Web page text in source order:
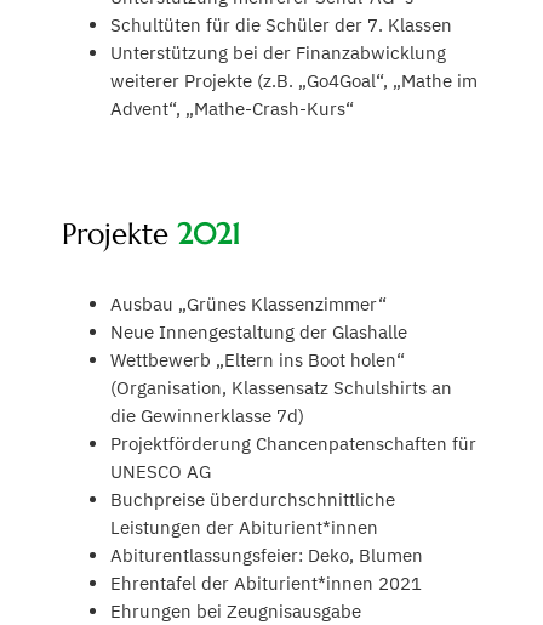
Schultüten für die Schüler der 7. Klassen
Unterstützung bei der Finanzabwicklung
weiterer Projekte (z.B. „Go4Goal“, „Mathe im
Advent“, „Mathe-Crash-Kurs“
Projekte 2021
Ausbau „Grünes Klassenzimmer“
Neue Innengestaltung der Glashalle
Wettbewerb „Eltern ins Boot holen“
(Organisation, Klassensatz Schulshirts an
die Gewinnerklasse 7d)
Projektförderung Chancenpatenschaften für
UNESCO AG
Buchpreise überdurchschnittliche
Leistungen der Abiturient*innen
Abiturentlassungsfeier: Deko, Blumen
Ehrentafel der Abiturient*innen 2021
Ehrungen bei Zeugnisausgabe